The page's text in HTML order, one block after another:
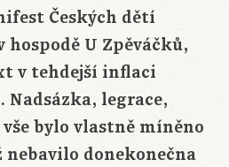
Českých dětí
U Zpěváčků,
v tehdejší inflaci
legrace,
bylo vlastně míněno
nebavilo donekonečna